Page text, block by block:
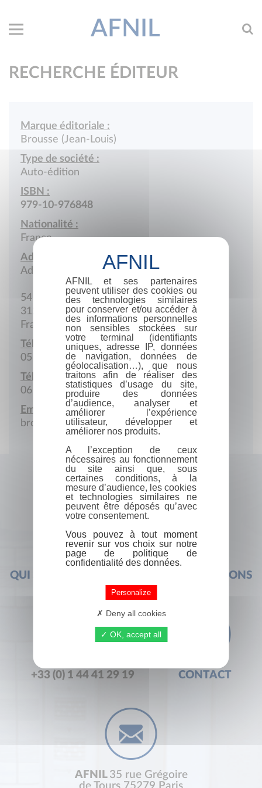
AFNIL
RECHERCHE ÉDITEUR
Marque éditoriale :
Brousse (Jean-Louis)
Type de société :
Auto-édition
ISBN :
979-10-976848
Nationalité :
France
Adresse :
Adresse postale
54 Boulevard des Martyrs de Meilhan
31230 L'Isle-en-Dodon
France
Téléphone :
05 61 95 45 68
Téléphone portable :
06 73 52 39 75
Email :
broussejean2@wanadoo.fr
QUI SOMMES-NOUS ? FOIRE AUX QUESTIONS
+33 (0) 1 44 41 29 19 CONTACT
AFNIL 35 rue Grégoire
AFNIL et ses partenaires
peuvent utiliser des cookies ou
des technologies similaires
pour conserver et/ou accéder à
des informations personnelles
non sensibles stockées sur
votre terminal (identifiants
uniques, adresse IP, données
de navigation, données de
géolocalisation…), que nous
traitons afin de réaliser des
statistiques d’usage du site,
produire des données
d’audience, analyser et
améliorer l’expérience
utilisateur, développer et
améliorer nos produits.
A l’exception de ceux
nécessaires au fonctionnement
du site ainsi que, sous
certaines conditions, à la
mesure d’audience, les cookies
et technologies similaires ne
peuvent être déposés qu’avec
votre consentement.
Vous pouvez à tout moment
revenir sur vos choix sur notre
page de politique de
confidentialité des données.
Personalize
Deny all cookies
OK, accept all